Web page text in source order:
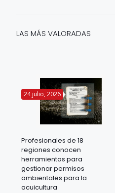
LAS MÁS VALORADAS
24 julio, 2026
Profesionales de 18
regiones conocen
herramientas para
gestionar permisos
ambientales para la
acuicultura